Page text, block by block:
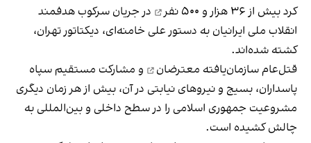
کرد بیش از۳۶ هزار و ۵۰۰ نفر
در جریان سرکوب هدفمند
انقلاب ملی ایرانیان به دستور علی خامنه‌ای، دیکتاتور تهران،
کشته شده‌اند.
قتل‌عام سازمان‌یافته معترضان
و مشارکت مستقیم سپاه
پاسداران، بسیج و نیروهای نیابتی در آن، بیش از هر زمان دیگری
مشروعیت جمهوری اسلامی را در سطح داخلی و بین‌المللی به
چالش کشیده است.